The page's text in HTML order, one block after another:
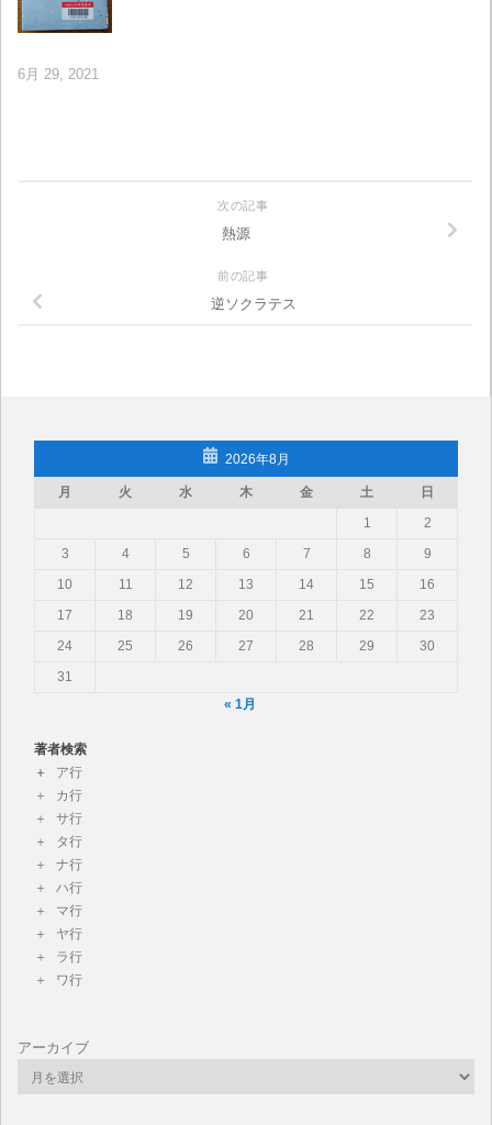
6月 29, 2021
次の記事
熱源
前の記事
逆ソクラテス
2026年8月
月 火 水 木 金 土
日
1
2
3
4 5 6 7 8
9
10
11 12 13 14 15
16
17
18 19 20 21 22
23
24
25 26 27 28 29
30
31
« 1月
著者検索
ア行
カ行
サ行
タ行
ナ行
ハ行
マ行
ヤ行
ラ行
ワ行
アーカイブ